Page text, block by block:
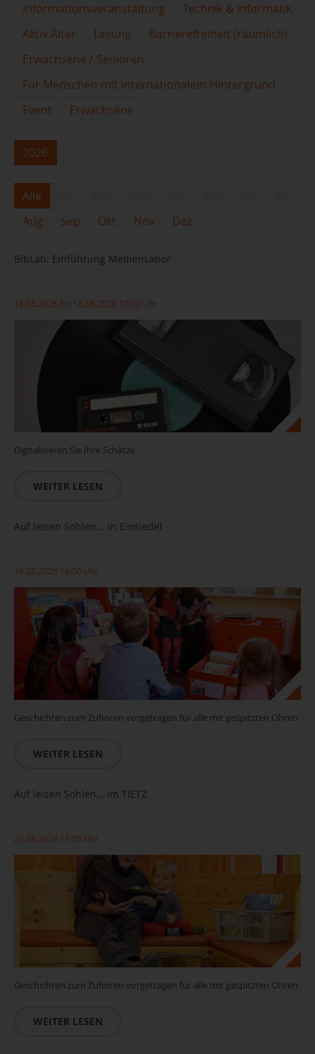
Informationsveranstaltung
Technik & Informatik
Aktiv Älter
Lesung
Barrierefreiheit (räumlich)
Erwachsene / Senioren
Für Menschen mit internationalem Hintergrund
Event
Erwachsene
2026
Alle
Aug
Sep Okt Nov Dez
BibLab: Einführung MedienLabor
18.08.2026 bis 18.08.2026 10:00 Uhr
Digitalisieren Sie Ihre Schätze
WEITER LESEN
Auf leisen Sohlen... in Einsiedel
18.08.2026 16:00 Uhr
Geschichten zum Zuhören vorgetragen für alle mit gespitzten Ohren
WEITER LESEN
Auf leisen Sohlen… im TIETZ
22.08.2026 11:00 Uhr
Geschichten zum Zuhören vorgetragen für alle mit gespitzten Ohren
WEITER LESEN